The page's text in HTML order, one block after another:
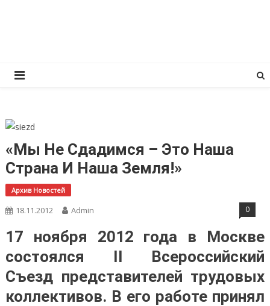
«Мы Не Сдадимся – Это Наша
Страна И Наша Земля!»
Архив Новостей
18.11.2012 Admin 0
17 ноября 2012 года в Москве
состоялся II Всероссийский
Съезд представителей трудовых
коллективов. В его работе принял